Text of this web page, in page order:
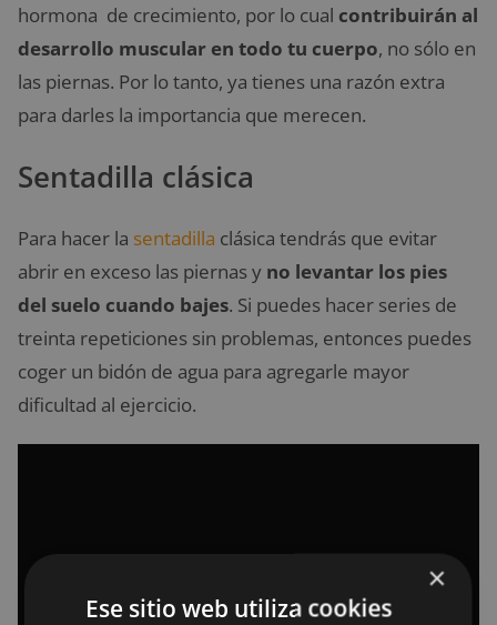
hormona de crecimiento, por lo cual contribuirán al
desarrollo muscular en todo tu cuerpo, no sólo en
las piernas. Por lo tanto, ya tienes una razón extra
para darles la importancia que merecen.
Sentadilla clásica
Para hacer la sentadilla clásica tendrás que evitar
abrir en exceso las piernas y no levantar los pies
del suelo cuando bajes. Si puedes hacer series de
treinta repeticiones sin problemas, entonces puedes
coger un bidón de agua para agregarle mayor
dificultad al ejercicio.
×
Ese sitio web utiliza cookies